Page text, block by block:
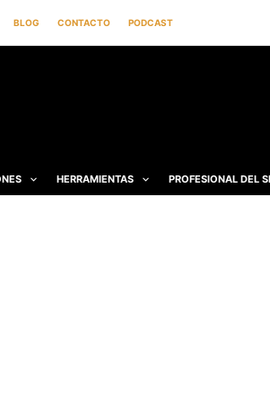
BLOG CONTACTO PODCAST
HERRAMIENTAS PROFESIONAL DEL